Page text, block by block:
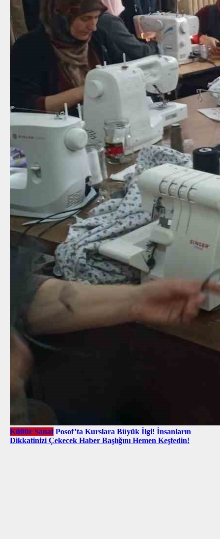
Kültür Sanat Posof’ta Kurslara Büyük İlgi! İnsanların
Dikkatinizi Çekecek Haber Başlığını Hemen Keşfedin!